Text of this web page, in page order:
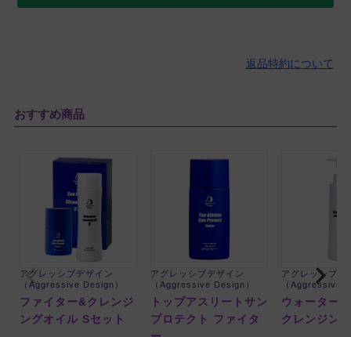
返品特約について
おすすめ商品
アグレッシブデザイン
（Aggressive Design）
ファイター&クレンジ
ングオイル Sセット
アグレッシブデザイン
（Aggressive Design）
トップアスリートサン
プロテクト ファイタ
アグレッシブデ
（Aggressive
ウォーター
クレンジン